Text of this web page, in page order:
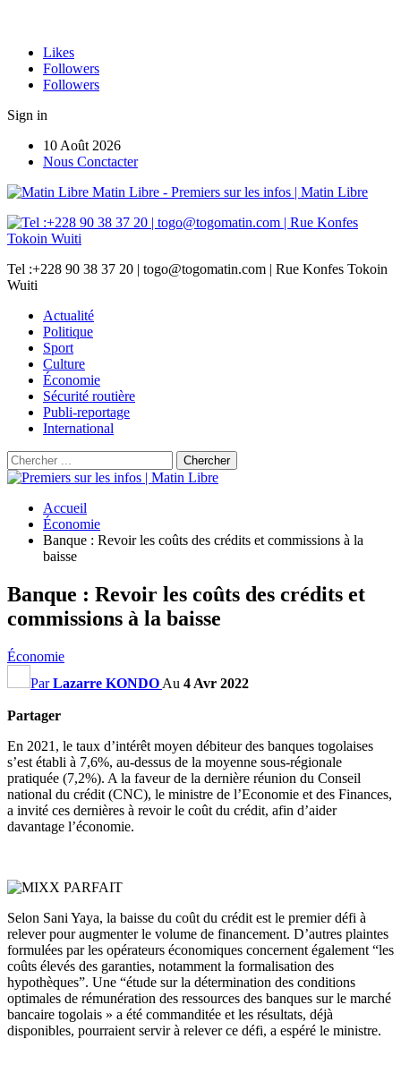
Likes
Followers
Followers
Sign in
10 Août 2026
Nous Conctacter
Matin Libre - Premiers sur les infos | Matin Libre
Tel :+228 90 38 37 20 | togo@togomatin.com | Rue Konfes Tokoin
Wuiti
Actualité
Politique
Sport
Culture
Économie
Sécurité routière
Publi-reportage
International
Accueil
Économie
Banque : Revoir les coûts des crédits et commissions à la
baisse
Banque : Revoir les coûts des crédits et
commissions à la baisse
Économie
ParLazarre KONDO Au 4 Avr 2022
Partager
En 2021, le taux d’intérêt moyen débiteur des banques togolaises
s’est établi à 7,6%, au-dessus de la moyenne sous-régionale
pratiquée (7,2%). A la faveur de la dernière réunion du Conseil
national du crédit (CNC), le ministre de l’Economie et des Finances,
a invité ces dernières à revoir le coût du crédit, afin d’aider
davantage l’économie.
Selon Sani Yaya, la baisse du coût du crédit est le premier défi à
relever pour augmenter le volume de financement. D’autres plaintes
formulées par les opérateurs économiques concernent également “les
coûts élevés des garanties, notamment la formalisation des
hypothèques”. Une “étude sur la détermination des conditions
optimales de rémunération des ressources des banques sur le marché
bancaire togolais » a été commanditée et les résultats, déjà
disponibles, pourraient servir à relever ce défi, a espéré le ministre.